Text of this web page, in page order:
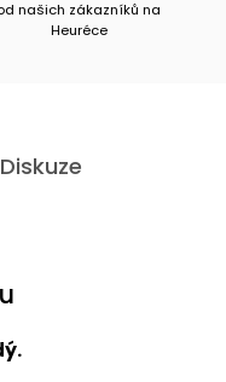
našich zákazníků na
Heuréce
Diskuze